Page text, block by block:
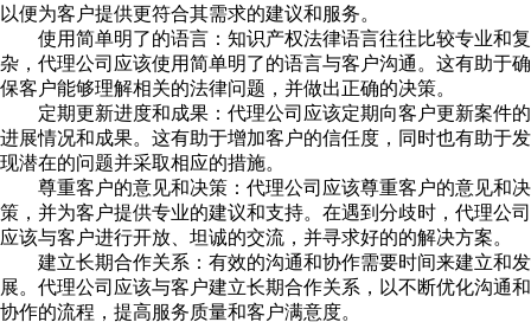
以便为客户提供更符合其需求的建议和服务。
使用简单明了的语言：知识产权法律语言往往比较专业和复
杂，代理公司应该使用简单明了的语言与客户沟通。这有助于确
保客户能够理解相关的法律问题，并做出正确的决策。
定期更新进度和成果：代理公司应该定期向客户更新案件的
进展情况和成果。这有助于增加客户的信任度，同时也有助于发
现潜在的问题并采取相应的措施。
尊重客户的意见和决策：代理公司应该尊重客户的意见和决
策，并为客户提供专业的建议和支持。在遇到分歧时，代理公司
应该与客户进行开放、坦诚的交流，并寻求好的的解决方案。
建立长期合作关系：有效的沟通和协作需要时间来建立和发
展。代理公司应该与客户建立长期合作关系，以不断优化沟通和
协作的流程，提高服务质量和客户满意度。